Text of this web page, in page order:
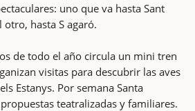
uno que va hasta Sant
hasta S agaró.
de todo el año circula un mini tren
visitas para descubrir las aves
Estanys. Por semana Santa
teatralizadas y familiares.